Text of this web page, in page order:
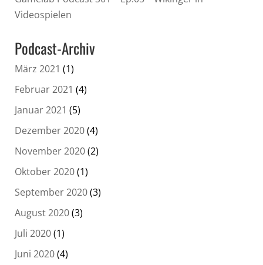
Videospielen
Podcast-Archiv
März 2021 (1)
Februar 2021 (4)
Januar 2021 (5)
Dezember 2020(4)
November 2020(2)
Oktober 2020(1)
September 2020(3)
August 2020(3)
Juli 2020(1)
Juni 2020(4)